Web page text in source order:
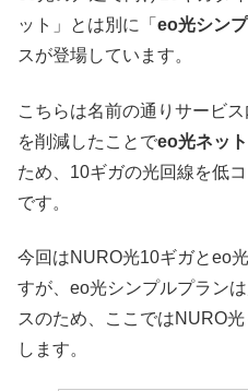
ット」とは別に「 eo光シン
スが登場しています。
こちらは名前の通りサービ
を削減したことでeo光ネッ
ため、10ギガの光回線を低
です。
今回はNURO光10ギガとeo
すが、eo光シンプルプラン
スのため、ここではNURO
します。